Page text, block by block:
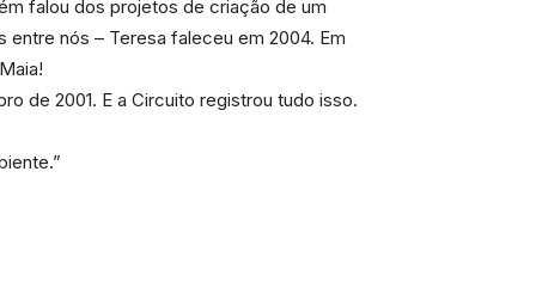
falou dos projetos de criação de um
entre nós – Teresa faleceu em 2004. Em
de 2001. E a Circuito registrou tudo isso.